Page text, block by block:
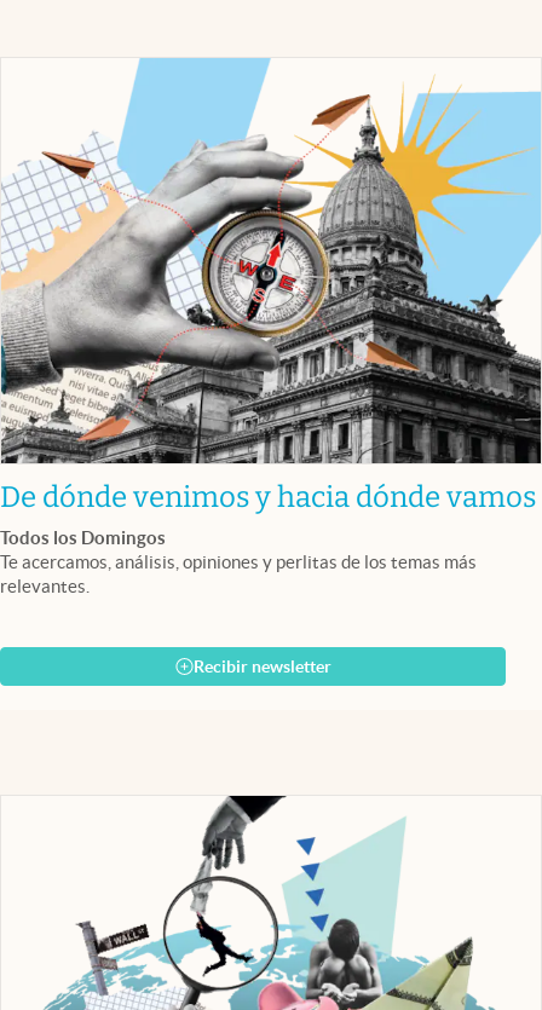
De dónde venimos y hacia dónde vamos
Todos los Domingos
Te acercamos, análisis, opiniones y perlitas de los temas más
relevantes.
Recibir newsletter